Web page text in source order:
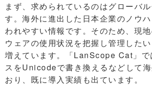
まず、求められているのはグローバ
す。海外に進出した日本企業のノウ
われやすい情報です。そのため、現
ウェアの使用状況を把握し管理した
増えています。「LanScope Cat」
スをUnicodeで書き換えるなどして
おり、既に導入実績も出ています。